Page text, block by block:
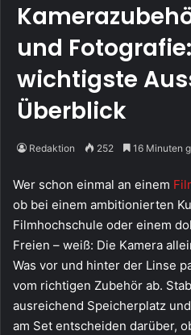
und
wichtigste
Überblick
Redaktion 252 16 Minuten
Wer schon einmal an einem
ob bei einem ambitionierten
Filmhochschule oder einem
Freien – weiß: Die Kamera
Was vor und hinter der Linse
vom richtigen Zubehör ab.
ausreichend Speicherplatz
am Set entscheiden darüber,